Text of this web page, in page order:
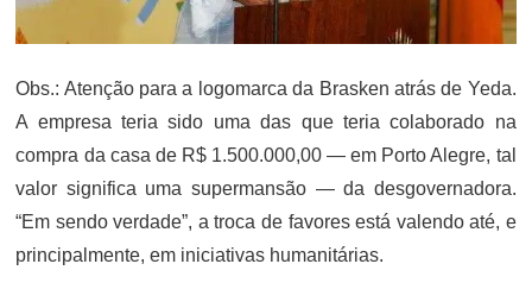
Obs.: Atenção para a logomarca da Brasken atrás de Yeda.
A empresa teria sido uma das que teria colaborado na
compra da casa de R$ 1.500.000,00 — em Porto Alegre, tal
valor significa uma supermansão — da desgovernadora.
“Em sendo verdade”, a troca de favores está valendo até, e
principalmente, em iniciativas humanitárias.